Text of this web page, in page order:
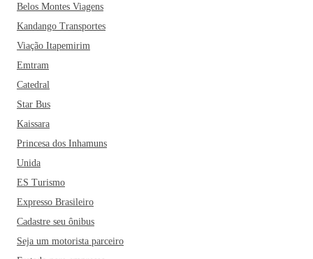
Se você está planejando adquirir uma passagem para viajar
pra Cascavel, não pode deixar de inserir um passeio pelo
Parque Ecológico Paulo Gorski, o Zoológico Municipal de
Cascavel, o Teatro Municipal e a Ponte Molhada. Dentre os
restaurantes mais famosos da cidade estão ainda a Pizzaria
aqueles que buscam um lugar tranquilo e sossegado para as
férias com a família.
Belos Montes Viagens
Kandango Transportes
Viação Itapemirim
Emtram
Catedral
Star Bus
Kaissara
Princesa dos Inhamuns
Unida
ES Turismo
Expresso Brasileiro
Cadastre seu ônibus
Seja um motorista parceiro